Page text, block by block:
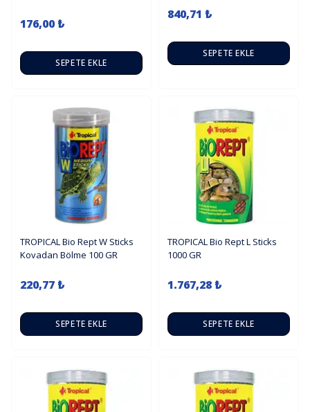
176,00 ₺
SEPETE EKLE
840,71 ₺
SEPETE EKLE
TROPICAL Bio Rept W Sticks
Kovadan Bölme 100 GR
220,77 ₺
SEPETE EKLE
TROPICAL Bio Rept L Sticks
1000 GR
1.767,28 ₺
SEPETE EKLE